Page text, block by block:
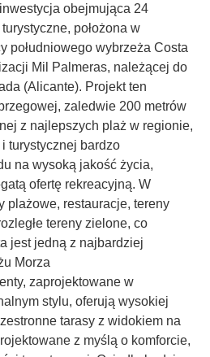
obejmująca 24
położona w
południowego wybrzeża Costa
Mil Palmeras, należącej do
(Alicante). Projekt ten
zaledwie 200 metrów
z najlepszych plaż w regionie,
turystycznej bardzo
na wysoką jakość życia,
ofertę rekreacyjną. W
plażowe, restauracje, tereny
tereny zielone, co
jest jedną z najbardziej
Morza
zaprojektowane w
stylu, oferują wysokiej
tarasy z widokiem na
z myślą o komforcie,